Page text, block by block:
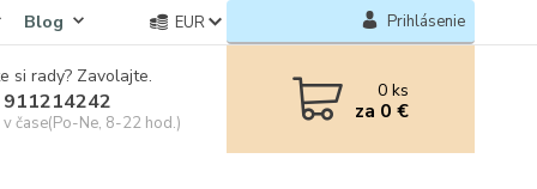
Blog EUR Prihlásenie
si rady? Zavolajte.
čase(Po-Ne, 8-22 hod.)
0ks
za 0 €